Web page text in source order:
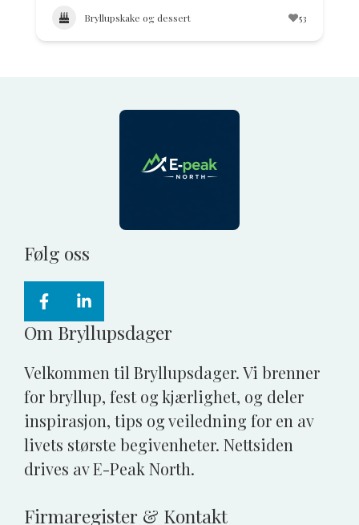
Bryllupskake og dessert 53
Følg oss
Om Bryllupsdager
Velkommen til Bryllupsdager. Vi brenner
for bryllup, fest og kjærlighet, og deler
inspirasjon, tips og veiledning for en av
livets største begivenheter. Nettsiden
drives av E-Peak North.
Firmaregister & Kontakt